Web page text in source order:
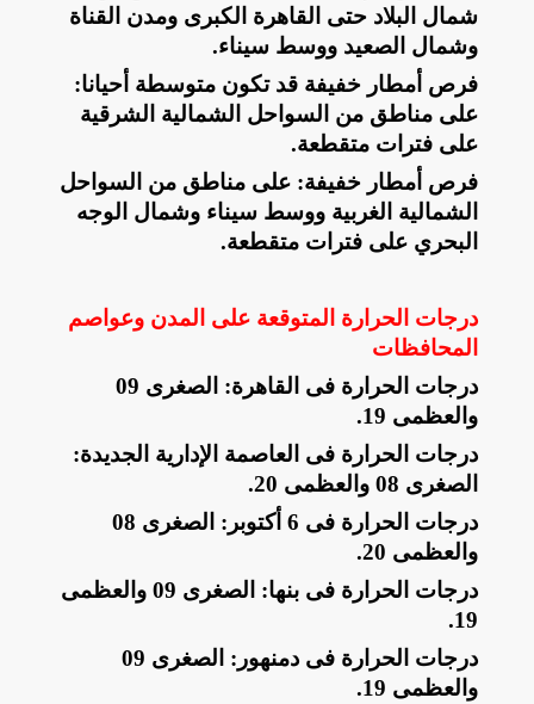
شمال البلاد حتى القاهرة الكبرى ومدن القناة
وشمال الصعيد ووسط سيناء.
​فرص أمطار خفيفة قد تكون متوسطة أحيانا:
على مناطق من السواحل الشمالية الشرقية
على فترات متقطعة.
​فرص أمطار خفيفة: على مناطق من السواحل
الشمالية الغربية ووسط سيناء وشمال الوجه
البحري على فترات متقطعة.
درجات الحرارة المتوقعة على المدن وعواصم
المحافظات
​درجات الحرارة فى القاهرة: الصغرى 09
والعظمى 19
.
​درجات الحرارة فى العاصمة الإدارية الجديدة:
الصغرى 08 والعظمى 20
.
​درجات الحرارة فى 6 أكتوبر: الصغرى 08
والعظمى 20
.
​درجات الحرارة فى بنها: الصغرى 09 والعظمى
19
.
​درجات الحرارة فى دمنهور: الصغرى 09
والعظمى 19
.